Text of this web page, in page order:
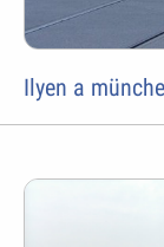
Ilyen a